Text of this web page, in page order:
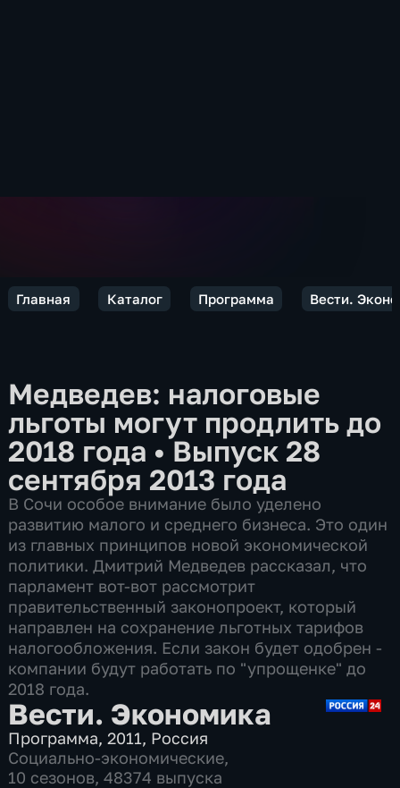
Главная Каталог Программа Вести.
Медведев: налоговые
льготы могут продлить до
2018 года •Выпуск 28
сентября 2013 года
В Сочи особое внимание было уделено
развитию малого и среднего бизнеса. Это один
из главных принципов новой экономической
политики. Дмитрий Медведев рассказал, что
парламент вот-вот рассмотрит
правительственный законопроект, который
направлен на сохранение льготных тарифов
налогообложения. Если закон будет одобрен -
компании будут работать по "упрощенке" до
2018 года.
Вести. Экономика
Программа,2011, Россия
Социально-экономические,
10 сезонов, 48374 выпуска